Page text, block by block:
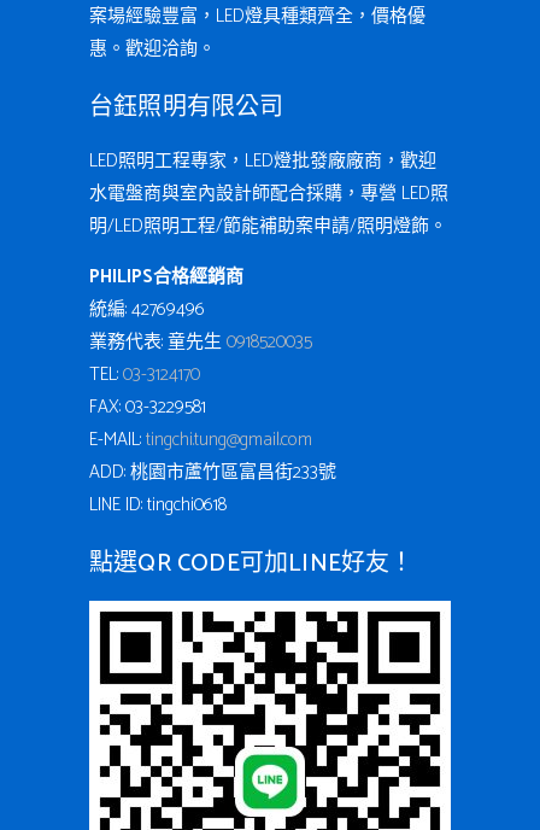
案場經驗豐富，LED燈具種類齊全，價格優
惠。歡迎洽詢。
台鈺照明有限公司
LED照明工程專家，LED燈批發廠廠商，歡迎
水電盤商與室內設計師配合採購，專營 LED照
明/LED照明工程/節能補助案申請/照明燈飾。
PHILIPS合格經銷商
統編: 42769496
業務代表: 童先生0918520035
TEL:03-3124170
FAX: 03-3229581
E-MAIL:tingchi.tung@gmail.com
ADD: 桃園市蘆竹區富昌街233號
LINE ID: tingchi0618
點選QR CODE可加LINE好友！